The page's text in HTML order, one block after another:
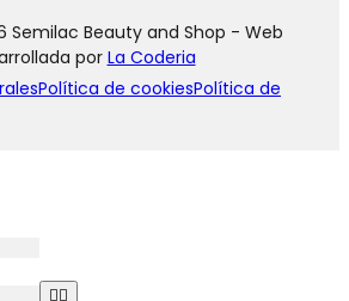
Semilac Beauty and Shop - Web
por La Coderia
Política de cookiesPolítica de